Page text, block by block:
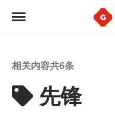
相关内容共6条
先锋